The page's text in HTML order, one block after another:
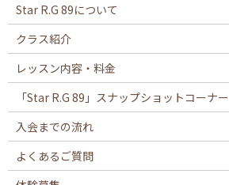
Star R.G 89について
クラス紹介
レッスン内容・料金
「Star R.G 89」スナップショットコーナー
入会までの流れ
よくあるご質問